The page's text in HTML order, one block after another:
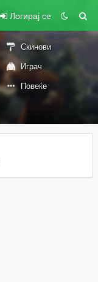
Логирај се
Скинови
Играч
Повеќе